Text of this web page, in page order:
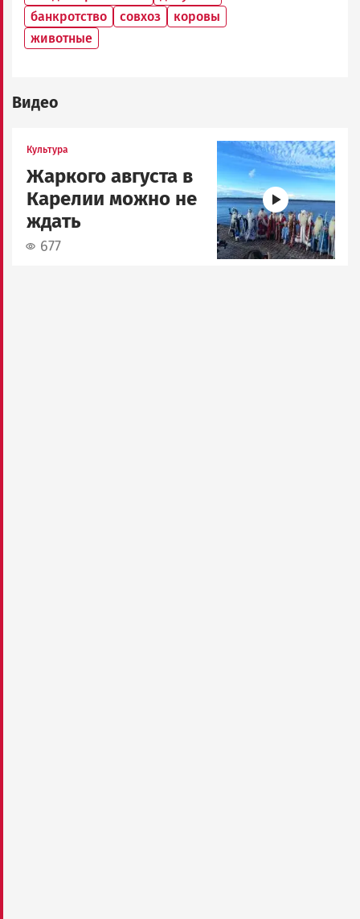
банкротство
совхоз
коровы
животные
Видео
Культура
Жаркого августа в
Карелии можно не
ждать
677
Image